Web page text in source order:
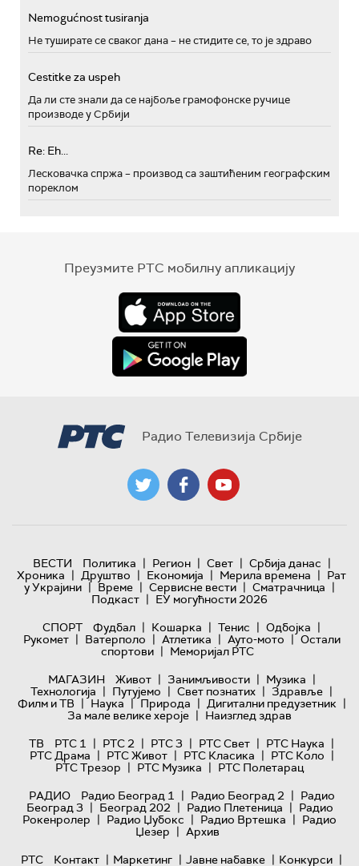
Nemogućnost tusiranja
Не туширате се сваког дана – не стидите се, то је здраво
Cestitke za uspeh
Да ли сте знали да се најбоље грамофонске ручице
производе у Србији
Re: Eh...
Лесковачка спржа – производ са заштићеним географским
пореклом
Преузмите РТС мобилну апликацију
Радио Телевизија Србије
ВЕСТИ Политика | Регион | Свет | Србија данас |
Хроника | Друштво | Економија | Мерила времена | Рат
у Украјини | Време | Сервисне вести | Сматрачница |
Подкаст | ЕУ могућности 2026
СПОРТ
Фудбал | Кошарка | Тенис | Одбојка |
Рукомет | Ватерполо | Атлетика | Ауто-мото | Остали
спортови | Меморијал РТС
МАГАЗИН
Живот | Занимљивости | Музика |
Технологијa | Путујемо | Свет познатих | Здравље |
Филм и ТВ | Наука | Природа | Дигитални предузетник |
За мале велике хероје | Наизглед здрав
ТВ
РТС 1 | РТС 2 | РТС 3 | РТС Свет | РТС Наука |
РТС Драма | РТС Живот | РТС Класика | РТС Коло |
РТС Трезор | РТС Музика | РТС Полетарац
РАДИО
Радио Београд 1 | Радио Београд 2 | Радио
Београд 3 | Београд 202 | Радио Плетеница | Радио
Рокенролер | Радио Џубокс | Радио Вртешка | Радио
Џезер | Архив
РТС
Контакт | Маркетинг | Јавне набавке | Конкурси |